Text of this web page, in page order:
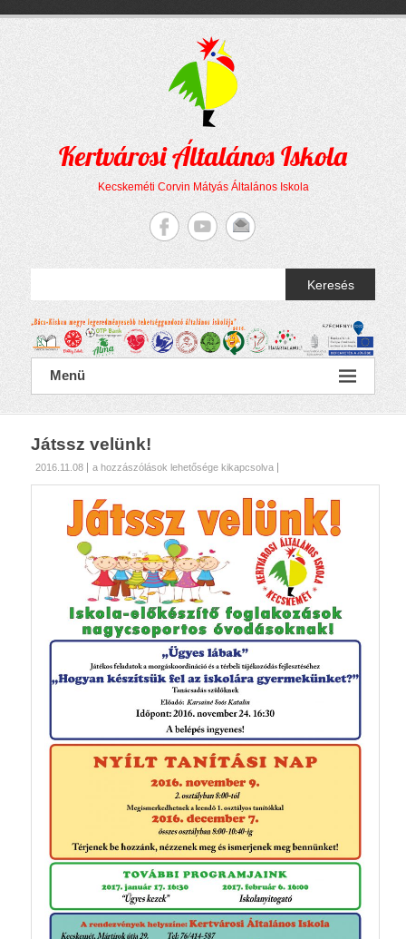
Kertvárosi Általános Iskola
Kecskeméti Corvin Mátyás Általános Iskola
Keresés
Menü
Játssz velünk!
2016.11.08
Játssz
bejegyzéshez
a hozzászólások lehetősége kikapcsolva